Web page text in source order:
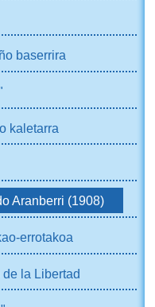
baserrira
kaletarra
Aranberri (1908)
errotakoa
la Libertad